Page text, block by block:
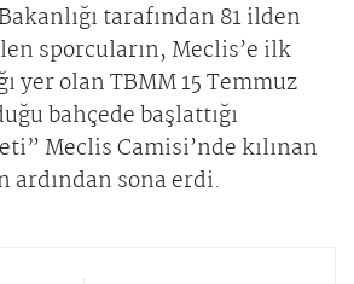
tarafından 81 ilden
sporcuların, Meclis’e ilk
yer olan TBMM 15 Temmuz
bahçede başlattığı
Meclis Camisi’nde kılınan
ardından sona erdi.